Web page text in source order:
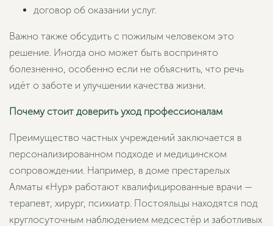
договор об оказании услуг.
Важно также обсудить с пожилым человеком это
решение. Иногда оно может быть воспринято
болезненно, особенно если не объяснить, что речь
идёт о заботе и улучшении качества жизни.
Почему стоит доверить уход профессионалам
Преимущество частных учреждений заключается в
персонализированном подходе и медицинском
сопровождении. Например, в доме престарелых
Алматы «Нур» работают квалифицированные врачи —
терапевт, хирург, психиатр. Постояльцы находятся под
круглосуточным наблюдением медсестёр и заботливых